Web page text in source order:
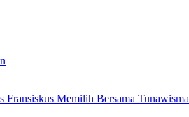
Fransiskus Memilih Bersama Tunawisma